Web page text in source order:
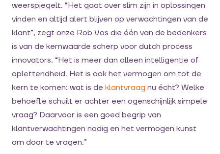
weerspiegelt. “Het gaat over slim zijn in oplossingen
vinden en altijd alert blijven op verwachtingen van de
klant”, zegt onze Rob Vos die één van de bedenkers
is van de kernwaarde scherp voor dutch process
innovators. “Het is meer dan alleen intelligentie of
oplettendheid. Het is ook het vermogen om tot de
kern te komen: wat is de klantvraag nu écht? Welke
behoefte schuilt er achter een ogenschijnlijk simpele
vraag? Daarvoor is een goed begrip van
klantverwachtingen nodig en het vermogen kunst
om door te vragen.”